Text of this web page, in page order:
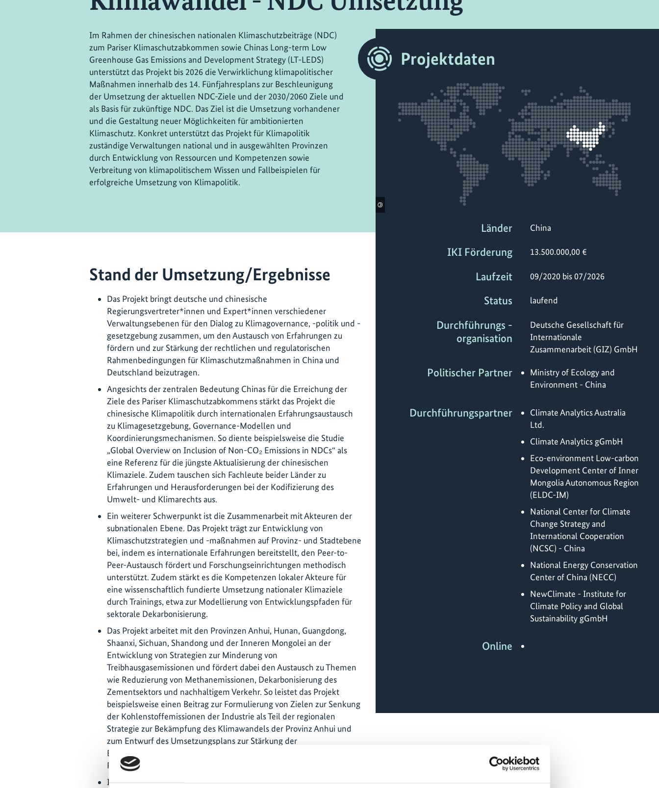
Im Rahmen der chinesischen nationalen Klimaschutzbeiträge (NDC)
zum Pariser Klimaschutzabkommen sowie Chinas Long-term Low
Greenhouse Gas Emissions and Development Strategy (LT-LEDS)
unterstützt das Projekt bis 2026 die Verwirklichung klimapolitischer
Maßnahmen innerhalb des 14. Fünfjahresplans zur Beschleunigung
der Umsetzung der aktuellen NDC-Ziele und der 2030/2060 Ziele und
als Basis für zukünftige NDC. Das Ziel ist die Umsetzung vorhandener
und die Gestaltung neuer Möglichkeiten für ambitionierten
Klimaschutz. Konkret unterstützt das Projekt für Klimapolitik
zuständige Verwaltungen national und in ausgewählten Provinzen
durch Entwicklung von Ressourcen und Kompetenzen sowie
Verbreitung von klimapolitischem Wissen und Fallbeispielen für
erfolgreiche Umsetzung von Klimapolitik.
Projektdaten
©
Länder China
IKI Förderung 13.500.000,00 €
Laufzeit 09/2020 bis 07/2026
Status laufend
Durchführungs -
organisation
Deutsche Gesellschaft für
Internationale
Zusammenarbeit (GIZ) GmbH
Politischer Partner
Ministry of Ecology and
Environment - China
Durchführungspartner
Climate Analytics Australia
Ltd.
Climate Analytics gGmbH
Eco-environment Low-carbon
Development Center of Inner
Mongolia Autonomous Region
(ELDC-IM)
National Center for Climate
Change Strategy and
International Cooperation
(NCSC) - China
National Energy Conservation
Center of China (NECC)
NewClimate - Institute for
Climate Policy and Global
Sustainability gGmbH
Online
Stand der Umsetzung/Ergebnisse
Das Projekt bringt deutsche und chinesische
Regierungsvertreter*innen und Expert*innen verschiedener
Verwaltungsebenen für den Dialog zu Klimagovernance, -politik und -
gesetzgebung zusammen, um den Austausch von Erfahrungen zu
fördern und zur Stärkung der rechtlichen und regulatorischen
Rahmenbedingungen für Klimaschutzmaßnahmen in China und
Deutschland beizutragen.
Angesichts der zentralen Bedeutung Chinas für die Erreichung der
Ziele des Pariser Klimaschutzabkommens stärkt das Projekt die
chinesische Klimapolitik durch internationalen Erfahrungsaustausch
zu Klimagesetzgebung, Governance-Modellen und
Koordinierungsmechanismen. So diente beispielsweise die Studie
„Global Overview on Inclusion of Non-CO₂ Emissions in NDCs“ als
eine Referenz für die jüngste Aktualisierung der chinesischen
Klimaziele. Zudem tauschen sich Fachleute beider Länder zu
Erfahrungen und Herausforderungen bei der Kodifizierung des
Umwelt- und Klimarechts aus.
Ein weiterer Schwerpunkt ist die Zusammenarbeit mit Akteuren der
subnationalen Ebene. Das Projekt trägt zur Entwicklung von
Klimaschutzstrategien und -maßnahmen auf Provinz- und Stadtebene
bei, indem es internationale Erfahrungen bereitstellt, den Peer-to-
Peer-Austausch fördert und Forschungseinrichtungen methodisch
unterstützt. Zudem stärkt es die Kompetenzen lokaler Akteure für
eine wissenschaftlich fundierte Umsetzung nationaler Klimaziele
durch Trainings, etwa zur Modellierung von Entwicklungspfaden für
sektorale Dekarbonisierung.
Das Projekt arbeitet mit den Provinzen Anhui, Hunan, Guangdong,
Shaanxi, Sichuan, Shandong und der Inneren Mongolei an der
Entwicklung von Strategien zur Minderung von
Treibhausgasemissionen und fördert dabei den Austausch zu Themen
wie Reduzierung von Methanemissionen, Dekarbonisierung des
Zementsektors und nachhaltigem Verkehr. So leistet das Projekt
beispielsweise einen Beitrag zur Formulierung von Zielen zur Senkung
der Kohlenstoffemissionen der Industrie als Teil der regionalen
Strategie zur Bekämpfung des Klimawandels der Provinz Anhui und
zum Entwurf des Umsetzungsplans zur Stärkung der
Emissionshandelskapazitäten in zentralen Industriebranchen der
Provinz Sichuan.
In den Provinzen Sichuan, Shaanxi und Guangxi wurden